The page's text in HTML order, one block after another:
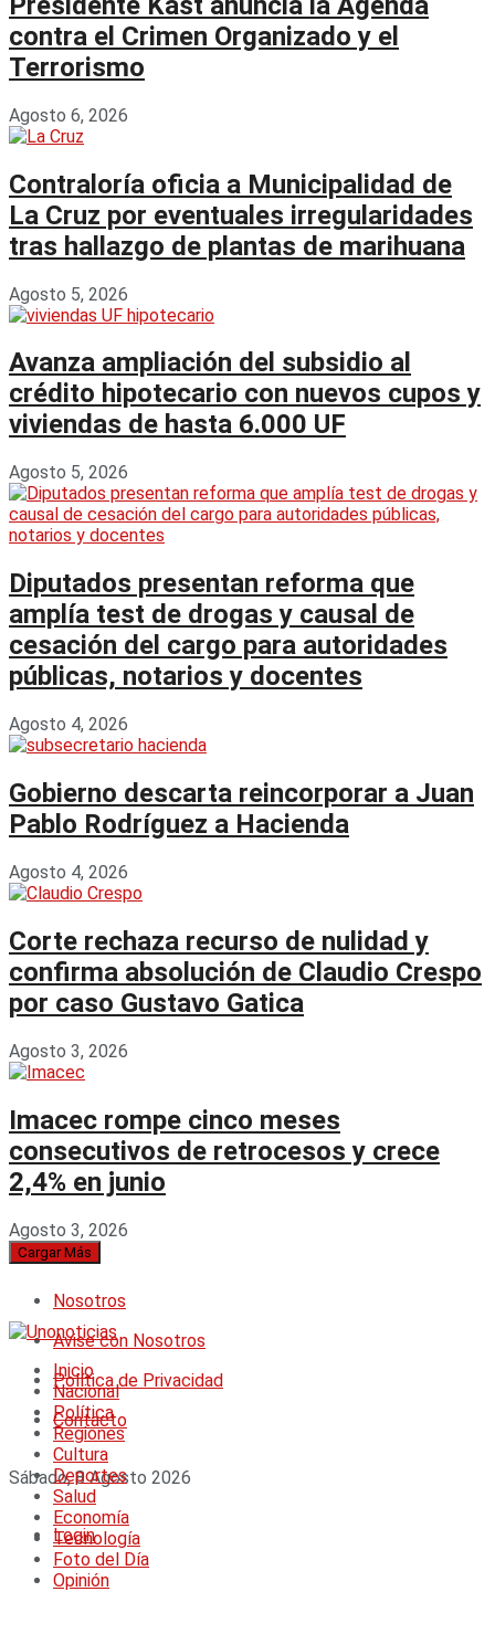
contra el Crimen Organizado y el
Terrorismo
Agosto 6, 2026
Contraloría oficia a Municipalidad de
La Cruz por eventuales irregularidades
tras hallazgo de plantas de marihuana
Agosto 5, 2026
Avanza ampliación del subsidio al
crédito hipotecario con nuevos cupos y
viviendas de hasta 6.000 UF
Agosto 5, 2026
Diputados presentan reforma que
amplía test de drogas y causal de
cesación del cargo para autoridades
públicas, notarios y docentes
Agosto 4, 2026
Gobierno descarta reincorporar a Juan
Pablo Rodríguez a Hacienda
Agosto 4, 2026
Corte rechaza recurso de nulidad y
confirma absolución de Claudio Crespo
por caso Gustavo Gatica
Agosto 3, 2026
Imacec rompe cinco meses
consecutivos de retrocesos y crece
2,4% en junio
Agosto 3, 2026
Cargar Más
Nosotros
Avise con Nosotros
Política de Privacidad
Contacto
Sábado, 8 Agosto 2026
Login
Inicio
Nacional
Política
Regiones
Cultura
Deportes
Salud
Economía
Tecnología
Foto del Día
Opinión